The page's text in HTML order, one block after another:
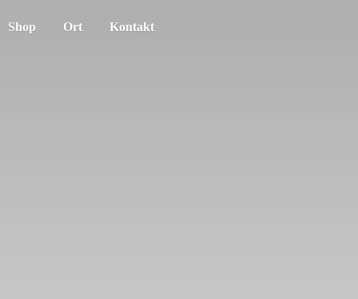
Shop Ort Kontakt